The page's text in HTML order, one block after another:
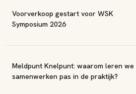
Voorverkoop gestart voor WSK
Symposium 2026
Meldpunt Knelpunt: waarom leren we
samenwerken pas in de praktijk?